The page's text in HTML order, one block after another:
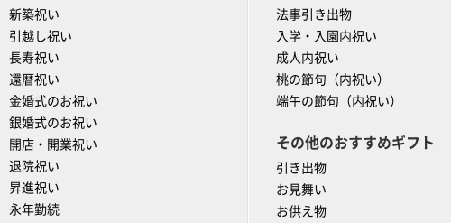
新築祝い
引越し祝い
長寿祝い
還暦祝い
金婚式のお祝い
銀婚式のお祝い
開店・開業祝い
退院祝い
昇進祝い
永年勤続
法事引き出物
入学・入園内祝い
成人内祝い
桃の節句（内祝い）
端午の節句（内祝い）
その他のおすすめギフト
引き出物
お見舞い
お供え物